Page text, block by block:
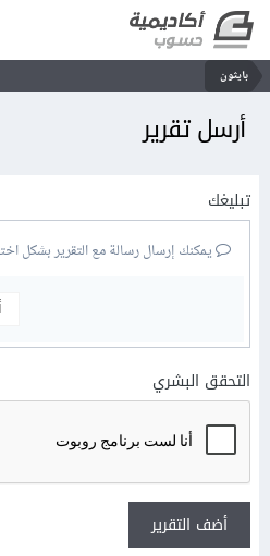
بايثون
أرسل تقرير
تبليغك
يمكنك إرسال رسالة مع التقرير بشكل
التحقق البشري
أضف التقرير